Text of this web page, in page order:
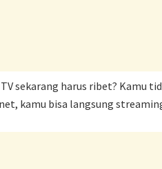
sekarang harus ribet? Kamu
kamu bisa langsung